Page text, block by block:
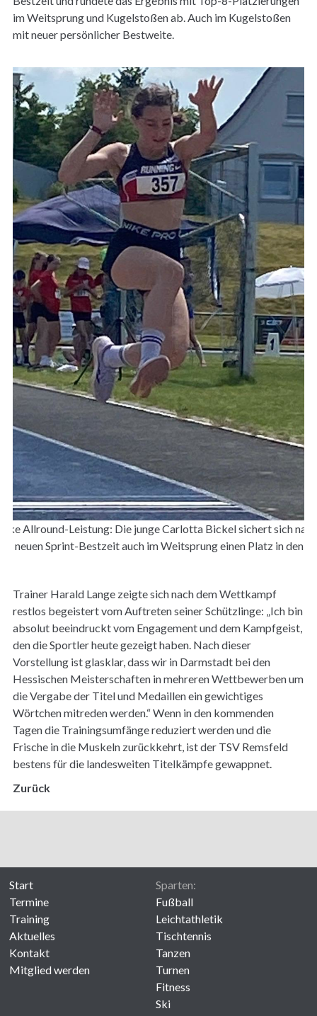
im Weitsprung und Kugelstoßen ab. Auch im Kugelstoßen
mit neuer persönlicher Bestweite.
Allround-Leistung: Die junge Carlotta Bickel sichert sich nach
neuen Sprint-Bestzeit auch im Weitsprung einen Platz in den
Trainer Harald Lange zeigte sich nach dem Wettkampf
restlos begeistert vom Auftreten seiner Schützlinge: „Ich bin
absolut beeindruckt vom Engagement und dem Kampfgeist,
den die Sportler heute gezeigt haben. Nach dieser
Vorstellung ist glasklar, dass wir in Darmstadt bei den
Hessischen Meisterschaften in mehreren Wettbewerben um
die Vergabe der Titel und Medaillen ein gewichtiges
Wörtchen mitreden werden.“ Wenn in den kommenden
Tagen die Trainingsumfänge reduziert werden und die
Frische in die Muskeln zurückkehrt, ist der TSV Remsfeld
bestens für die landesweiten Titelkämpfe gewappnet.
Zurück
Start
Termine
Training
Aktuelles
Kontakt
Mitglied werden
Sparten:
Fußball
Leichtathletik
Tischtennis
Tanzen
Turnen
Fitness
Ski